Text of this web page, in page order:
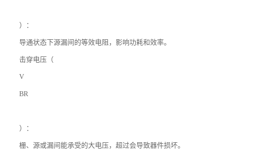
）：
导通状态下源漏间的等效电阻，影响功耗和效率。
击穿电压（
V
BR
）：
栅、源或漏间能承受的大电压，超过会导致器件损坏。